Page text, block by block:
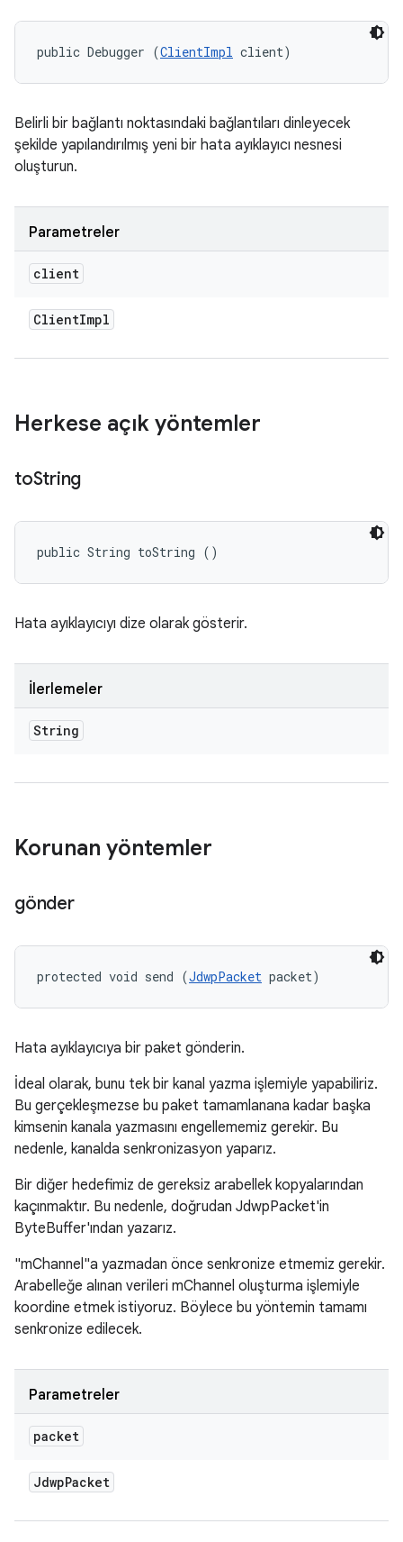
public Debugger (ClientImpl client)
Belirli bir bağlantı noktasındaki bağlantıları dinleyecek
şekilde yapılandırılmış yeni bir hata ayıklayıcı nesnesi
oluşturun.
Parametreler
client
ClientImpl
Herkese açık yöntemler
toString
public String toString ()
Hata ayıklayıcıyı dize olarak gösterir.
İlerlemeler
String
Korunan yöntemler
gönder
protected void send (JdwpPacket packet)
Hata ayıklayıcıya bir paket gönderin.
İdeal olarak, bunu tek bir kanal yazma işlemiyle yapabiliriz.
Bu gerçekleşmezse bu paket tamamlanana kadar başka
kimsenin kanala yazmasını engellememiz gerekir. Bu
nedenle, kanalda senkronizasyon yaparız.
Bir diğer hedefimiz de gereksiz arabellek kopyalarından
kaçınmaktır. Bu nedenle, doğrudan JdwpPacket'in
ByteBuffer'ından yazarız.
"mChannel"a yazmadan önce senkronize etmemiz gerekir.
Arabelleğe alınan verileri mChannel oluşturma işlemiyle
koordine etmek istiyoruz. Böylece bu yöntemin tamamı
senkronize edilecek.
Parametreler
packet
JdwpPacket